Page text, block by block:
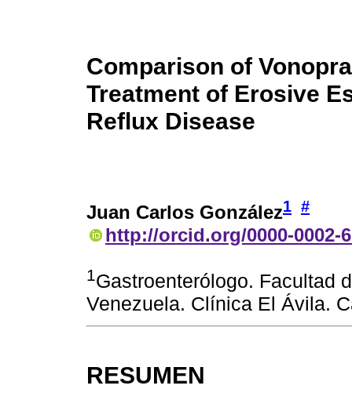
Comparison of
Treatment of Erosive
Reflux Disease
Juan Carlos González1 #
http://orcid.org/0000-0002-
1 Gastroenterólogo. Facultad
Venezuela. Clínica El Ávila.
RESUMEN